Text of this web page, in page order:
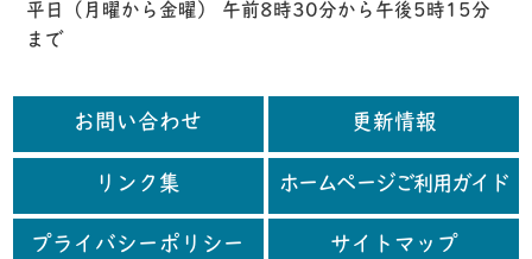
平日（月曜から金曜） 午前8時30分から午後5時15分
まで
お問い合わせ 更新情報
リンク集 ホームページご利用ガイド
プライバシーポリシー サイトマップ